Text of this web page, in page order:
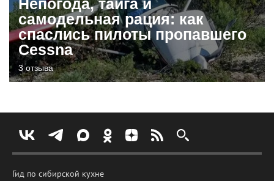
самодельная рация: как
спаслись пилоты пропавшего
Cessna
3 отзыва
Гид по сибирской кухне